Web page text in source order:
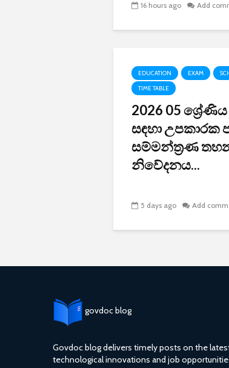
16 hours ago Add
EDUCATION EXAM
TIME TABLE
2026 05
සඳහා උපකාරක
සම්මන්ත්‍රණ
නිවේදනය...
5 days ago Add
govdoc blog
Govdoc blog delivers timely posts on the
technological innovations and job